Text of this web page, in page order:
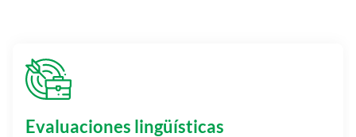
Evaluaciones lingüísticas